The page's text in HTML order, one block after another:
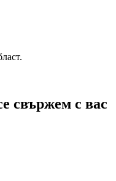
свържем с вас